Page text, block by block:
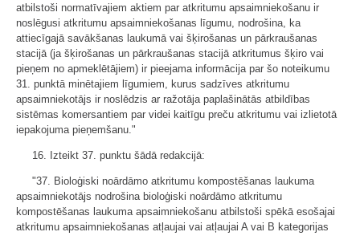
atbilstoši normatīvajiem aktiem par atkritumu apsaimniekošanu ir
noslēgusi atkritumu apsaimniekošanas līgumu, nodrošina, ka
attiecīgajā savākšanas laukumā vai šķirošanas un pārkraušanas
stacijā (ja šķirošanas un pārkraušanas stacijā atkritumus šķiro vai
pieņem no apmeklētājiem) ir pieejama informācija par šo noteikumu
31. punktā minētajiem līgumiem, kurus sadzīves atkritumu
apsaimniekotājs ir noslēdzis ar ražotāja paplašinātās atbildības
sistēmas komersantiem par videi kaitīgu preču atkritumu vai izlietotā
iepakojuma pieņemšanu."
16. Izteikt 37. punktu šādā redakcijā:
"37. Bioloģiski noārdāmo atkritumu kompostēšanas laukuma
apsaimniekotājs nodrošina bioloģiski noārdāmo atkritumu
kompostēšanas laukuma apsaimniekošanu atbilstoši spēkā esošajai
atkritumu apsaimniekošanas atļaujai vai atļaujai A vai B kategorijas